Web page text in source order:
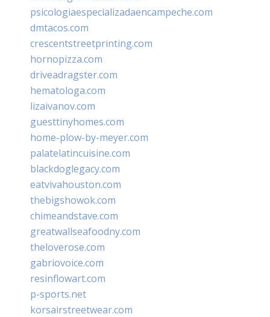
psicologiaespecializadaencampeche.com
dmtacos.com
crescentstreetprinting.com
hornopizza.com
driveadragster.com
hematologa.com
lizaivanov.com
guesttinyhomes.com
home-plow-by-meyer.com
palatelatincuisine.com
blackdoglegacy.com
eatvivahouston.com
thebigshowok.com
chimeandstave.com
greatwallseafoodny.com
theloverose.com
gabriovoice.com
resinflowart.com
p-sports.net
korsairstreetwear.com